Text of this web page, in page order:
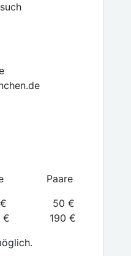
Paare
€ 50 €
190 €